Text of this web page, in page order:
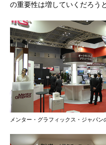
の重要性は増していくだろう
メンター・グラフィックス・ジャパン